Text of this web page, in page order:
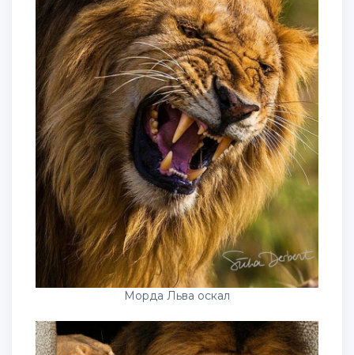
Морда Льва оскал